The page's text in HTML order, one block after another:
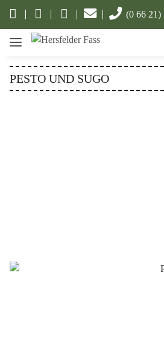
(0 66 21)
PESTO UND SUGO